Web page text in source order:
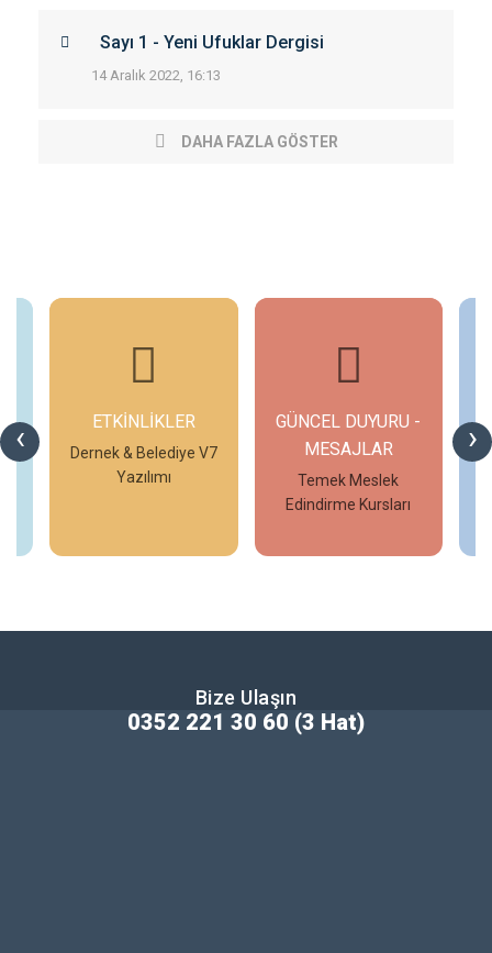
Sayı 1 - Yeni Ufuklar Dergisi
14 Aralık 2022, 16:13
DAHA FAZLA GÖSTER
‹ ›
ETKİNLİKLER
Dernek & Belediye V7
Yazılımı
GÜNCEL DUYURU -
MESAJLAR
Temek Meslek
Edindirme Kursları
Bize Ulaşın
0352 221 30 60 (3 Hat)